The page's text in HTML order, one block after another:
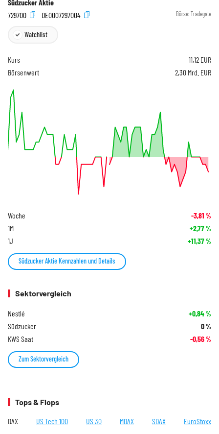
Südzucker Aktie
729700
DE0007297004 Börse: Tradegate
Watchlist
Kurs 11,12 EUR
Börsenwert
2,30 Mrd. EUR
Woche -3,81 %
1M +2,77%
1J +11,37%
Südzucker Aktie Kennzahlen und Details
Sektorvergleich
Nestlé +0,84%
Südzucker 0%
KWS Saat -0,56%
Zum Sektorvergleich
Tops & Flops
DAX US Tech 100 US 30 MDAX SDAX EuroStoxx